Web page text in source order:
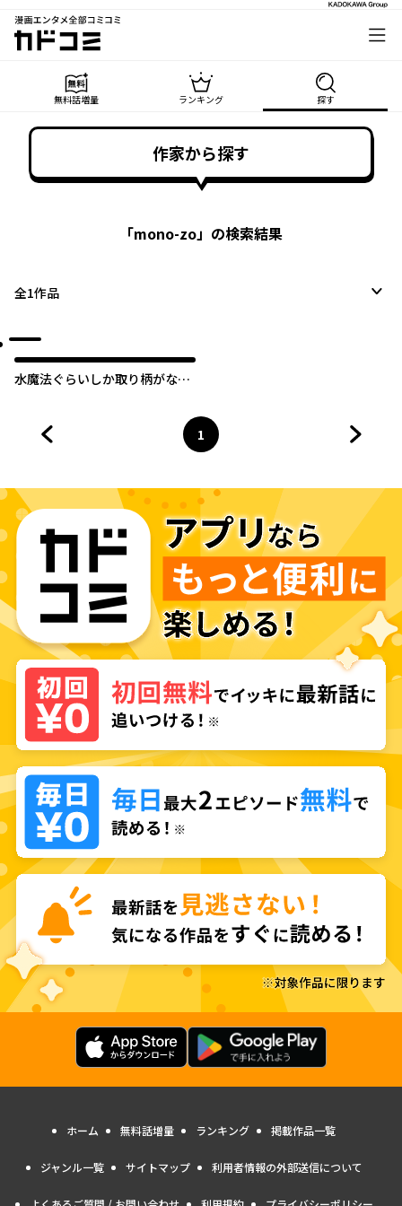
漫画エンタメ全部コミコミ
カドコミ
無料話増量 ランキング 探す
作家から探す
「mono-zo」の検索結果
全1作品
水魔法ぐらいしか取り柄がない
ページ
1
へ
ホーム 無料話増量 ランキング 掲載作品一覧
ジャンル一覧 サイトマップ 利用者情報の外部送信について